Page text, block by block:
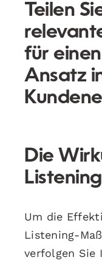
Teilen
für
Ansatz
Die
Um die
Listening-
verfolgen Sie